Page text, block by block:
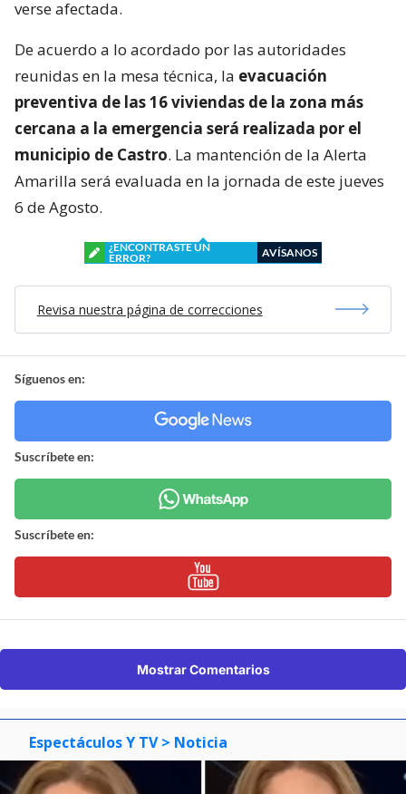
verse afectada.
De acuerdo a lo acordado por las autoridades
reunidas en la mesa técnica, la evacuación
preventiva de las 16 viviendas de la zona más
cercana a la emergencia será realizada por el
municipio de Castro. La mantención de la Alerta
Amarilla será evaluada en la jornada de este jueves
6 de Agosto.
¿ENCONTRASTE UN
ERROR?
AVÍSANOS
Revisa nuestra página de correcciones
Síguenos en:
Suscríbete en:
Suscríbete en:
Mostrar Comentarios
Espectáculos Y TV > Noticia